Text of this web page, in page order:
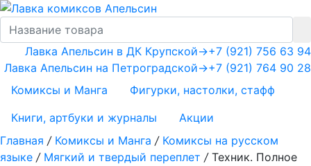
+7 (921) 756 63 94
+7 (921) 764 90 28
Лавка Апельсин в ДК Крупской→
Лавка Апельсин на Петроградской→
Комиксы и Манга
Фигурки, настолки, стафф
Книги, артбуки и журналы
Акции
Главная / Комиксы и Манга / Комиксы на русском
языке / Мягкий и твердый переплет / Техник. Полное